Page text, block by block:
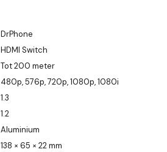
DrPhone
HDMI Switch
Tot 200 meter
480p, 576p, 720p, 1080p, 1080i
1.3
1.2
Aluminium
138 × 65 × 22 mm